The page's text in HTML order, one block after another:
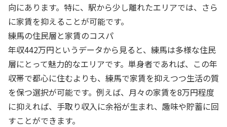
向にあります。特に、駅から少し離れたエリアでは、さら
に家賃を抑えることが可能です。
練馬の住民層と家賃のコスパ
年収442万円というデータから見ると、練馬は多様な住民
層にとって魅力的なエリアです。単身者であれば、この年
収帯で都心に住むよりも、練馬で家賃を抑えつつ生活の質
を保つ選択が可能です。例えば、月々の家賃を8万円程度
に抑えれば、手取り収入に余裕が生まれ、趣味や貯蓄に回
すことができます。